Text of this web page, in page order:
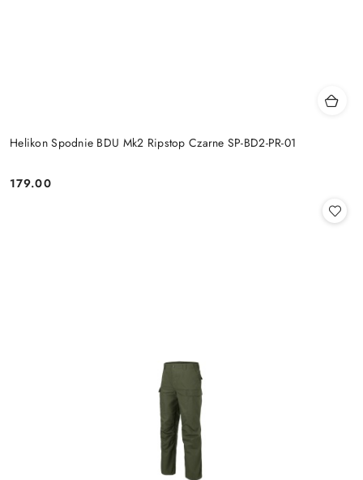
Helikon Spodnie BDU Mk2 Ripstop Czarne SP-BD2-PR-01
Cena:
179.00